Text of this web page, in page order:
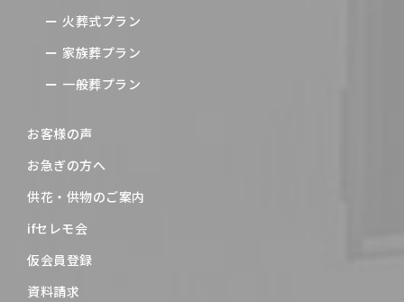
火葬式プラン
家族葬プラン
一般葬プラン
お客様の声
お急ぎの方へ
供花・供物のご案内
ifセレモ会
仮会員登録
資料請求